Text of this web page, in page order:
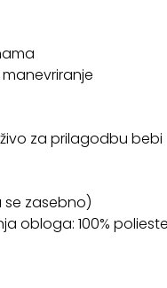
za prilagodbu bebi
zasebno)
obloga: 100%